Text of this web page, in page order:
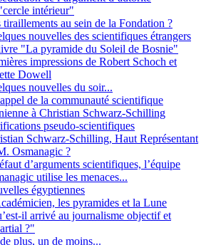
intérieur"
tiraillements au sein de la Fondation ?
nouvelles des scientifiques étrangers
"La pyramide du Soleil de Bosnie"
impressions de Robert Schoch et
Dowell
nouvelles du soir...
de la communauté scientifique
à Christian Schwarz-Schilling
pseudo-scientifiques
Schwarz-Schilling, Haut Représentant
Osmanagic ?
d’arguments scientifiques, l’équipe
utilise les menaces...
égyptiennes
les pyramides et la Lune
il arrivé au journalisme objectif et
?"
plus, un de moins...